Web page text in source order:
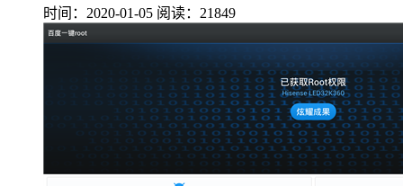
时间：2020-01-05 阅读：21849